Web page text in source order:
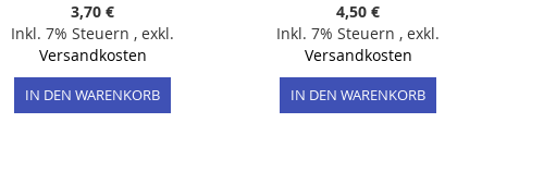
3,70 €
Inkl. 7% Steuern , exkl.
Versandkosten
IN DEN WARENKORB
4,50 €
Inkl. 7% Steuern , exkl.
Versandkosten
IN DEN WARENKORB